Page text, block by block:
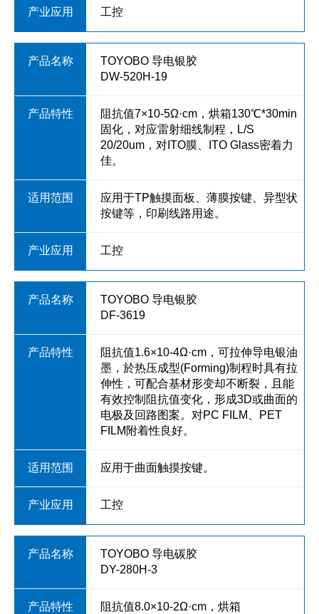
工控
TOYOBO 导电银胶
DW-520H-19
阻抗值7×10-5Ω·cm，烘箱130℃*30min
固化，对应雷射细线制程，L/S
20/20um，对ITO膜、ITO Glass密着力
佳。
应用于TP触摸面板、薄膜按键、异型状
按键等，印刷线路用途。
工控
TOYOBO 导电银胶
DF-3619
阻抗值1.6×10-4Ω·cm，可拉伸导电银油
墨，於热压成型(Forming)制程时具有拉
伸性，可配合基材形变却不断裂，且能
有效控制阻抗值变化，形成3D或曲面的
电极及回路图案。对PC FILM、PET
FILM附着性良好。
应用于曲面触摸按键。
工控
TOYOBO 导电碳胶
DY-280H-3
阻抗值8.0×10-2Ω·cm，烘箱